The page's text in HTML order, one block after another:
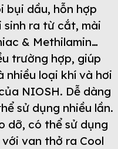
bụi dầu, hỗn hợp
sinh ra từ cắt, mài
& Methilamin…
trường hợp, giúp
nhiều loại khí và hơi
NIOSH. Dễ dàng
sử dụng nhiều lần.
dỡ, có thể sử dụng
van thở ra Cool